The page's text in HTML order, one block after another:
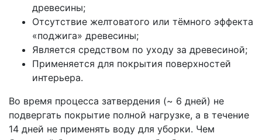
древесины;
Отсутствие желтоватого или тёмного эффекта
«поджига» древесины;
Является средством по уходу за древесиной;
Применяется для покрытия поверхностей
интерьера.
Во время процесса затвердения (~ 6 дней) не
подвергать покрытие полной нагрузке, а в течение
14 дней не применять воду для уборки. Чем